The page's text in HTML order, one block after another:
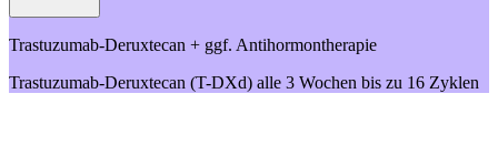
Trastuzumab-Deruxtecan + ggf. Antihormontherapie
Trastuzumab-Deruxtecan (T-DXd) alle 3 Wochen bis zu 16 Zyklen